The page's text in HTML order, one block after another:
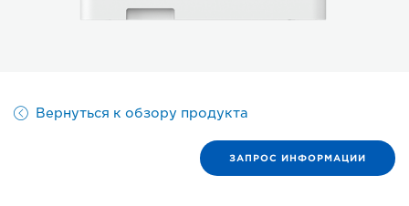
Вернуться к обзору продукта
ЗАПРОС ИНФОРМАЦИИ